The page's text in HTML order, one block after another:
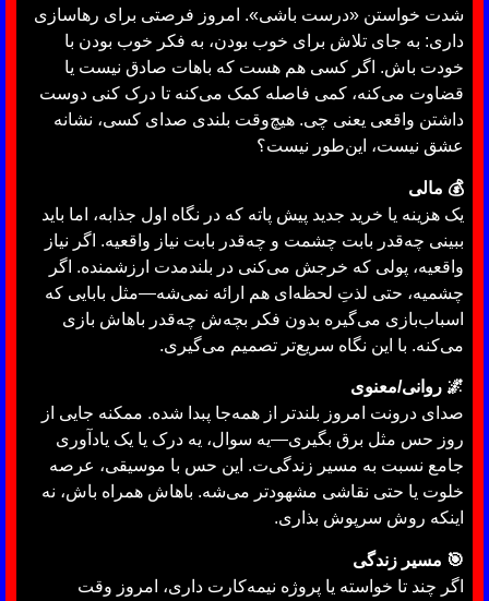
شدت خواستن «درست باشی». امروز فرصتی برای رهاسازی
داری: به جای تلاش برای خوب بودن، به فکر خوب بودن با
خودت باش. اگر کسی هم هست که باهات صادق نیست یا
قضاوت می‌کنه، کمی فاصله کمک می‌کنه تا درک کنی دوست
داشتن واقعی یعنی چی. هیچ‌وقت بلندی صدای کسی، نشانه
عشق نیست، این‌طور نیست؟
💰 مالی
یک هزینه یا خرید جدید پیش پاته که در نگاه اول جذابه، اما باید
ببینی چه‌قدر بابت چشمت و چه‌قدر بابت نیاز واقعیه. اگر نیاز
واقعیه، پولی که خرجش می‌کنی در بلندمدت ارزشمنده. اگر
چشمیه، حتی لذتِ لحظه‌ای هم ارائه نمی‌شه—مثل بابایی که
اسباب‌بازی می‌گیره بدون فکر بچه‌ش چه‌قدر باهاش بازی
می‌کنه. با این نگاه سریع‌تر تصمیم می‌گیری.
🌌 روانی/معنوی
صدای درونت امروز بلندتر از همه‌جا پبدا شده. ممکنه جایی از
روز حس مثل برق بگیری—یه سوال، یه درک یا یک یادآوری
جامع نسبت به مسیر زندگی‌ت. این حس با موسیقی، عرصه
خلوت یا حتی نقاشی مشهودتر می‌شه. باهاش همراه باش، نه
اینکه روش سرپوش بذاری.
🎯 مسیر زندگی
اگر چند تا خواسته یا پروژه نیمه‌کارت داری، امروز وقت